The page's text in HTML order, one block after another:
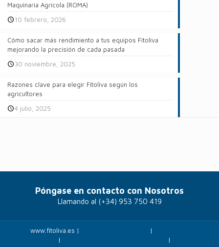
Maquinaria Agrícola (ROMA)
10 febrero, 2026
Cómo sacar más rendimiento a tus equipos Fitoliva
mejorando la precisión de cada pasada
30 noviembre, 2025
Razones clave para elegir Fitoliva según los
agricultores
4 julio, 2025
Póngase en contacto con Nosotros
Llamando al (+34) 953 750 419
www.fitoliva.es | |
| |